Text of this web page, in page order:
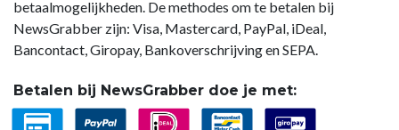
betaalmogelijkheden. De methodes om te betalen bij
NewsGrabber zijn: Visa, Mastercard, PayPal, iDeal,
Bancontact, Giropay, Bankoverschrijving en SEPA.
Betalen bij NewsGrabber doe je met: